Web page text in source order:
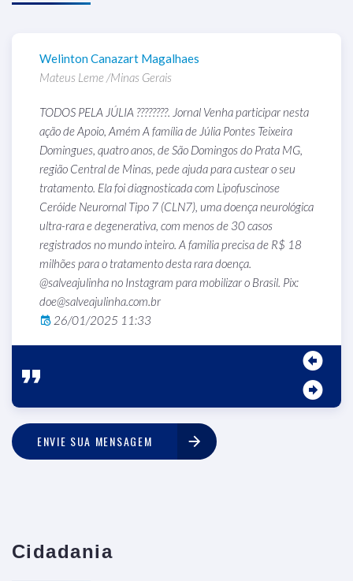
Welinton Canazart Magalhaes
Mateus Leme /Minas Gerais
TODOS PELA JÚLIA ????????. Jornal Venha participar nesta
ação de Apoio, Amém A família de Júlia Pontes Teixeira
Domingues, quatro anos, de São Domingos do Prata MG,
região Central de Minas, pede ajuda para custear o seu
tratamento. Ela foi diagnosticada com Lipofuscinose
Ceróide Neurornal Tipo 7 (CLN7), uma doença neurológica
ultra-rara e degenerativa, com menos de 30 casos
registrados no mundo inteiro. A familia precisa de R$ 18
milhões para o tratamento desta rara doença.
@salveajulinha no Instagram para mobilizar o Brasil. Pix:
doe@salveajulinha.com.br
26/01/2025 11:33
ENVIE SUA MENSAGEM
Cidadania